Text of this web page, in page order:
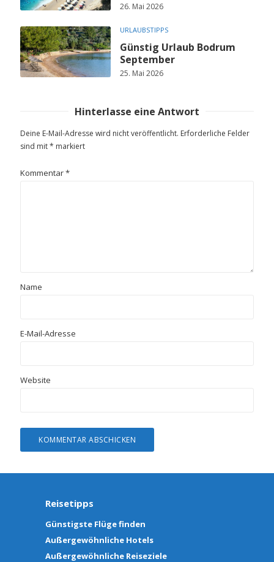
26. Mai 2026
URLAUBSTIPPS
Günstig Urlaub Bodrum
September
25. Mai 2026
Hinterlasse eine Antwort
Deine E-Mail-Adresse wird nicht veröffentlicht. Erforderliche Felder
sind mit* markiert
Kommentar*
Name
E-Mail-Adresse
Website
Reisetipps
Günstigste Flüge finden
Außergewöhnliche Hotels
Außergewöhnliche Reiseziele